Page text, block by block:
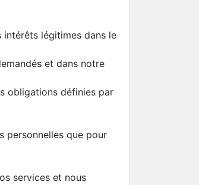
légitimes dans le
et dans notre
obligations définies par
personnelles que pour
services et nous